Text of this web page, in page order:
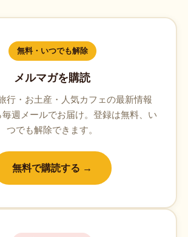
無料・いつでも解除
メルマガを購読
行・お土産・人気カフェの最新情報
毎週メールでお届け。登録は無料、い
つでも解除できます。
無料で購読する →